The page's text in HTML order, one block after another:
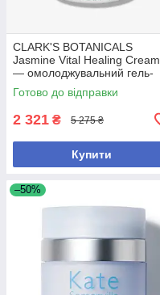
CLARK'S BOTANICALS
Jasmine Vital Healing Cream
— омолоджувальний гель-
крем для обличчя з
жасмином 50 мл
Готово до відправки
2 321 ₴ 5 275 ₴
Купити
–50%